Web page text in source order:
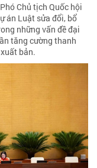
Chủ tịch Quốc hội
án Luật sửa đổi, bổ
những vấn đề đại
tăng cường thanh
bản.